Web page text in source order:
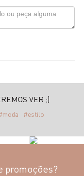
VER ;)
#estilo
promoções?